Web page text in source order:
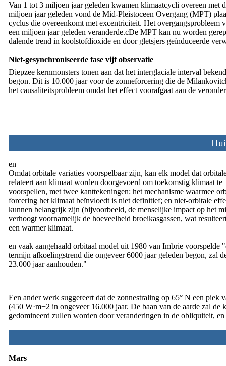
Van 1 tot 3 miljoen jaar geleden kwamen klimaatcycli overeen met
miljoen jaar geleden vond de Mid-Pleistoceen Overgang (MPT)
cyclus die overeenkomt met excentriciteit. Het overgangsprobleem
een miljoen jaar geleden veranderde.cDe MPT kan nu worden
dalende trend in koolstofdioxide en door gletsjers geïnduceerde
Niet-gesynchroniseerde fase vijf observatie
Diepzee kernmonsters tonen aan dat het interglaciale interval
begon. Dit is 10.000 jaar voor de zonneforcering die de
het causaliteitsprobleem omdat het effect voorafgaat aan de
en
Omdat orbitale variaties voorspelbaar zijn, kan elk model dat
relateert aan klimaat worden doorgevoerd om toekomstig klimaat te
voorspellen, met twee kanttekeningen: het mechanisme waarmee
forcering het klimaat beïnvloedt is niet definitief; en niet-orbitale
kunnen belangrijk zijn (bijvoorbeeld, de menselijke impact op het
verhoogt voornamelijk de hoeveelheid broeikasgassen, wat
een warmer klimaat.
en vaak aangehaald orbitaal model uit 1980 van Imbrie voorspelde
termijn afkoelingstrend die ongeveer 6000 jaar geleden begon, zal
23.000 jaar aanhouden."
Een ander werk suggereert dat de zonnestraling op 65° N een
(450 W·m−2 in ongeveer 16.000 jaar. De baan van de aarde zal
gedomineerd zullen worden door veranderingen in de obliquiteit,
Mars